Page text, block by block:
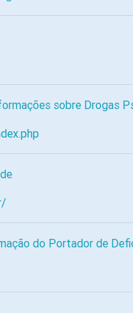
sobre Drogas
do Portador de